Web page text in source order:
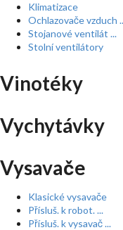
Klimatizace
Ochlazovače vzduch
Stojanové ventilát ...
Stolní ventilátory
Vinotéky
Vychytávky
Vysavače
Klasické vysavače
Přísluš. k robot. ...
Přísluš. k vysavač ...